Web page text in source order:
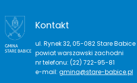
Kontakt
ul. Rynek 32, 05-082 Stare Babice
powiat warszawski zachodni
nr telefonu: (22) 722-95-81
e-mail: gmina@stare-babice.pl